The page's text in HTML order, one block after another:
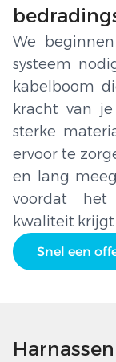
We
systeem
kabelboom
kracht van
sterke
ervoor te
en lang
voordat
kwaliteit
Snel een